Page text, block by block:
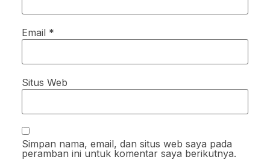
Email *
Situs Web
Simpan nama, email, dan situs web saya pada
peramban ini untuk komentar saya berikutnya.